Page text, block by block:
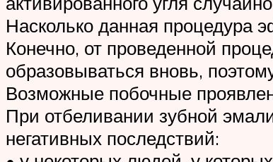
Насколько данная процедура
Конечно, от проведенной
образовываться вновь,
Возможные побочные
При отбеливании зубной
негативных последствий: